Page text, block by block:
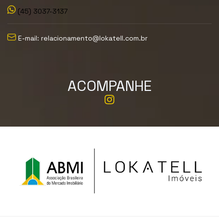
(45) 3037-3137
E-mail: relacionamento@lokatell.com.br
ACOMPANHE